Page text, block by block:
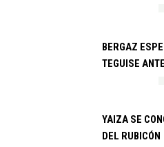
BERGAZ
TEGUISE
YAIZA SE
DEL RUBICÓN